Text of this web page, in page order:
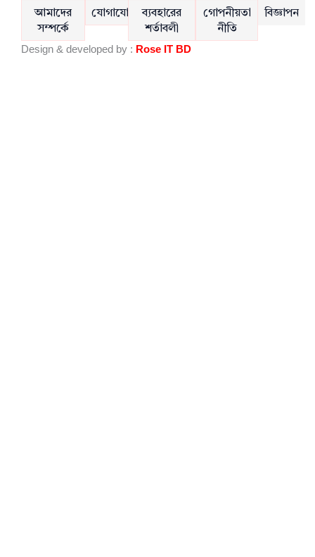
e
b
o
o
t
u
b
e
আমাদের
সম্পর্কে
যোগাযোগ
ব্যবহারের
শর্তাবলী
গোপনীয়তা
নীতি
বিজ্ঞাপন
Design & developed by : Rose IT BD